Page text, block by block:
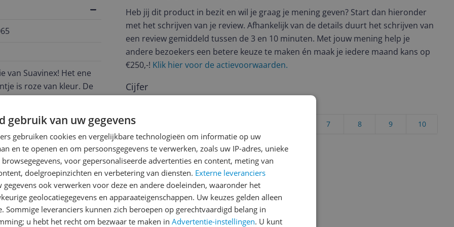
van Suavinex! Het ene
is roze van kleur. De
je verzekerd van een
heeft een fysiologische
BPA.
tepelvormige speen
is om te gebruiken
ventilatiegaten,
voorkomen. De
Heb jij dit product in bezit en wil je graag je mening geven? Start dan hieronder
met het schrijven van je review. Afhankelijk van de details duurt het schrijven van
een review gemiddeld tussen de 3 en 10 minuten. Met jouw mening help je
andere bezoekers een betere keuze te maken én maak je iedere maand kans op
€250,-! Klik hier voor de actievoorwaarden.
Cijfer
10
9
8
7
gebruik van uw gegevens
gebruiken cookies en vergelijkbare technologieën om informatie op uw
en te openen en om persoonsgegevens te verwerken, zoals uw IP-adres, unieke
voor gepersonaliseerde advertenties en content, meting van
doelgroepinzichten en verbetering van diensten. Externe leveranciers
gegevens ook verwerken voor deze en andere doeleinden, waaronder het
geolocatiegegevens en apparaateigenschappen. Uw keuzes gelden alleen
Sommige leveranciers kunnen zich beroepen op gerechtvaardigd belang in
u hebt het recht om bezwaar te maken in Advertentie-instellingen. U kunt